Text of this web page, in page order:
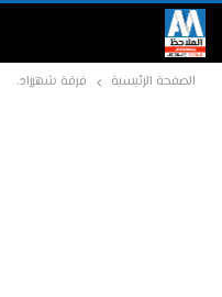
الصفحة الرئيسية فرقة شهرزاد.